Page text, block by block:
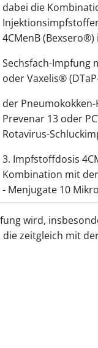
dabei die
4CMenB
Sechsfach-Impfung
oder Vaxelis®
der
Prevenar 13 oder
Rotavirus-
3. Impfstoffdosis
Kombination mit
- Menjugate 10
wird,
zeitgleich mit